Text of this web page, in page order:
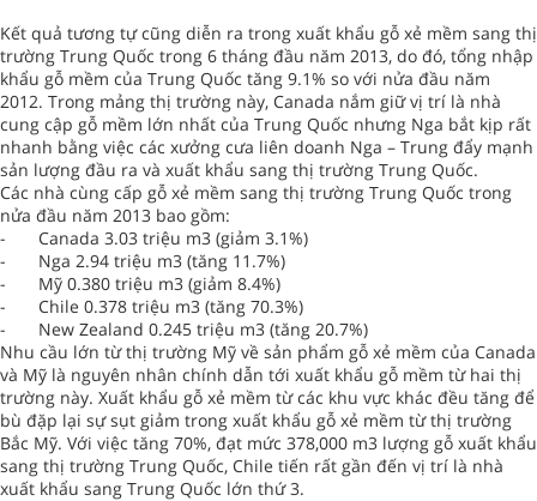
Kết quả tương tự cũng diễn ra trong xuất khẩu gỗ xẻ mềm sang thị
trường Trung Quốc trong 6 tháng đầu năm 2013, do đó, tổng nhập
khẩu gỗ mềm của Trung Quốc tăng 9.1% so với nửa đầu năm
2012. Trong mảng thị trường này, Canada nắm giữ vị trí là nhà
cung cập gỗ mềm lớn nhất của Trung Quốc nhưng Nga bắt kịp rất
nhanh bằng việc các xưởng cưa liên doanh Nga – Trung đẩy mạnh
sản lượng đầu ra và xuất khẩu sang thị trường Trung Quốc.
Các nhà cùng cấp gỗ xẻ mềm sang thị trường Trung Quốc trong
nửa đầu năm 2013 bao gồm:
-
Canada 3.03 triệu m3 (giảm 3.1%)
-
Nga 2.94 triệu m3 (tăng 11.7%)
-
Mỹ 0.380 triệu m3 (giảm 8.4%)
-
Chile 0.378 triệu m3 (tăng 70.3%)
-
New Zealand 0.245 triệu m3 (tăng 20.7%)
Nhu cầu lớn từ thị trường Mỹ về sản phẩm gỗ xẻ mềm của Canada
và Mỹ là nguyên nhân chính dẫn tới xuất khẩu gỗ mềm từ hai thị
trường này. Xuất khẩu gỗ xẻ mềm từ các khu vực khác đều tăng để
bù đặp lại sự sụt giảm trong xuất khẩu gỗ xẻ mềm từ thị trường
Bắc Mỹ. Với việc tăng 70%, đạt mức 378,000 m3 lượng gỗ xuất khẩu
sang thị trường Trung Quốc, Chile tiến rất gần đến vị trí là nhà
xuất khẩu sang Trung Quốc lớn thứ 3.